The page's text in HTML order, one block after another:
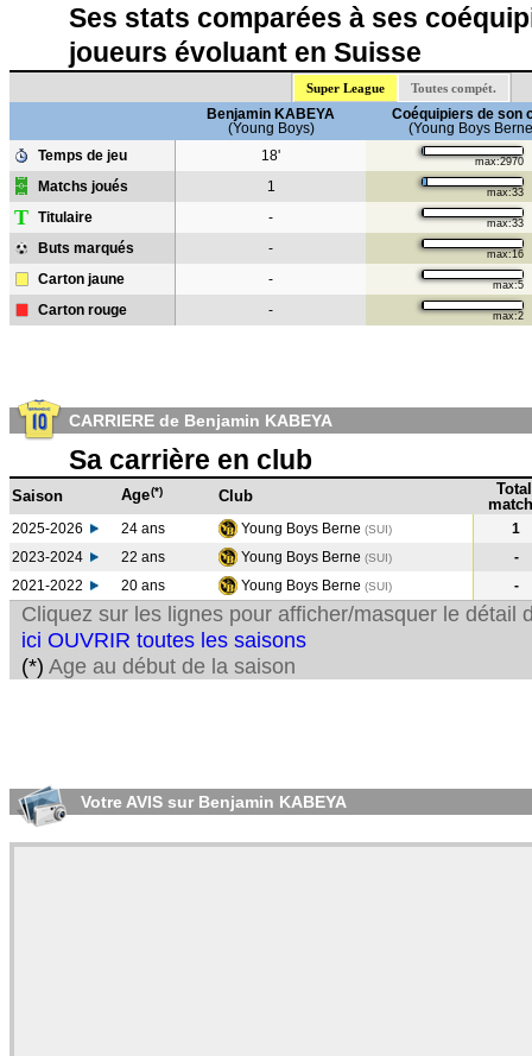
Ses stats comparées à ses
joueurs évoluant en Suisse
Super League Toutes compét.
Benjamin KABEYA
(Young Boys)
Coéquipiers de son
(Young Boys
Temps de jeu
18' max:2970
Matchs joués 1 max:33
T Titulaire - max:33
Buts marqués - max:16
Carton jaune - max:5
Carton rouge - max:2
CARRIERE de Benjamin KABEYA
Sa carrière en club
Saison Age(*) Club
Total
2025-2026 24 ans Young Boys Berne (SUI)
1
2023-2024
22 ans Young Boys Berne (SUI)
-
2021-2022
20 ans Young Boys Berne (SUI) -
Cliquez sur les lignes pour afficher/masquer le détail
ici OUVRIR toutes les saisons
(*) Age au début de la saison
Votre AVIS sur Benjamin KABEYA